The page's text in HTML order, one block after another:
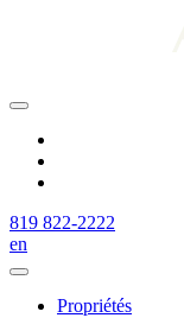
819 822-2222
en
Propriétés